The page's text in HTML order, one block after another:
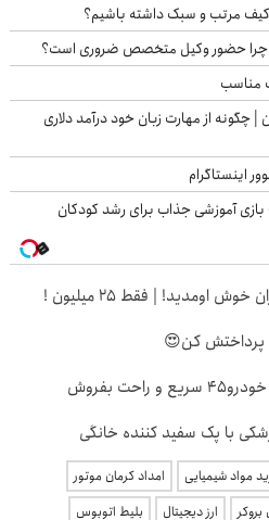
مرتب و سبک داشته باشیم؟
چرا حضور وکیل متخصص ضروری است؟
مناسب
چگونه از مهارت زبان خود درآمد دلاری
اینستاگرام
آموزشی جذاب برای رشد کودکان
اومدید! | فقط ۲۵ میلیون !
بفروش
با پک سفید کننده خانگی
مواد شیمیایی
امداد کرمان موتور
ارز دیجیتال بلیط اتوبوس